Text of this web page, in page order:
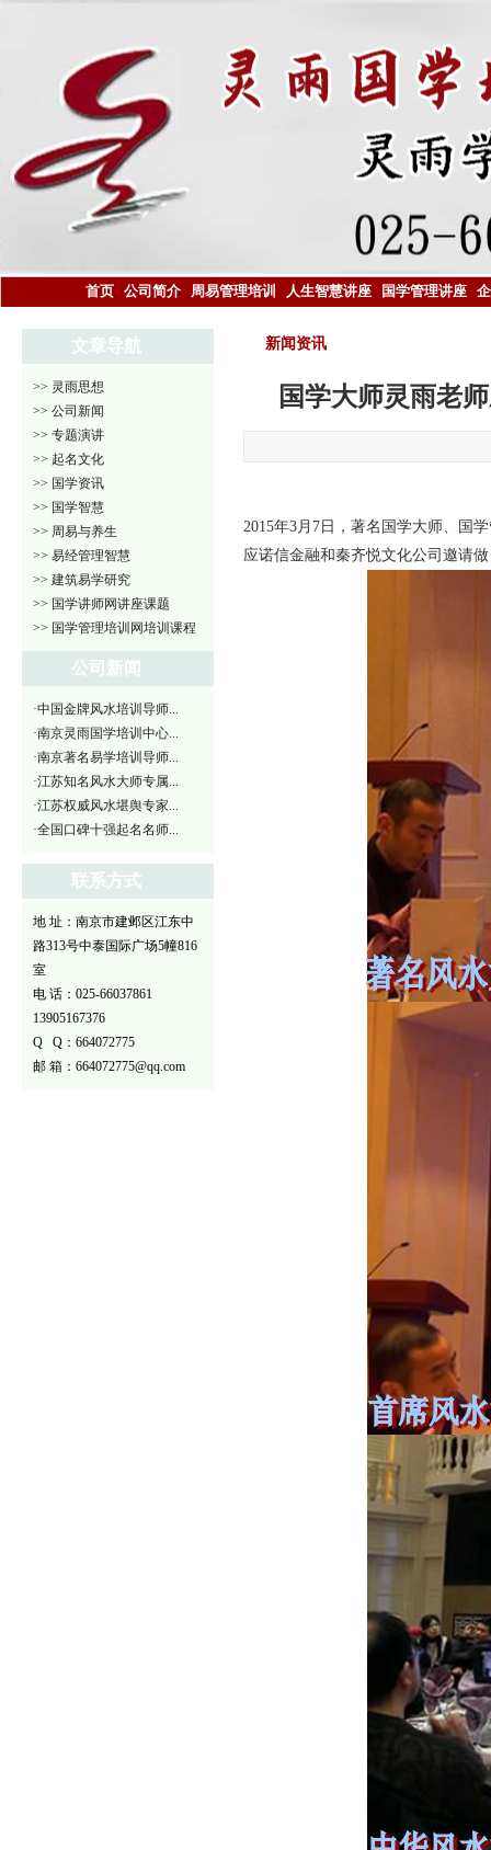
首页 公司简介 周易管理培训 人生智慧讲座 国学管理讲座
文章导航
>> 灵雨思想
>> 公司新闻
>> 专题演讲
>> 起名文化
>> 国学资讯
>> 国学智慧
>> 周易与养生
>> 易经管理智慧
>> 建筑易学研究
>> 国学讲师网讲座课题
>> 国学管理培训网培训课程
公司新闻
·中国金牌风水培训导师...
·南京灵雨国学培训中心...
·南京著名易学培训导师...
·江苏知名风水大师专属...
·江苏权威风水堪舆专家...
·全国口碑十强起名名师...
联系方式
地 址：南京市建邺区江东中
路313号中泰国际广场5幢816
室
电 话：025-66037861
13905167376
Q Q：664072775
邮 箱：664072775@qq.com
新闻资讯
国学大师灵雨老
2015年3月 7 日，著名国学大师、国
应诺信金融和秦齐悦文化公司邀请